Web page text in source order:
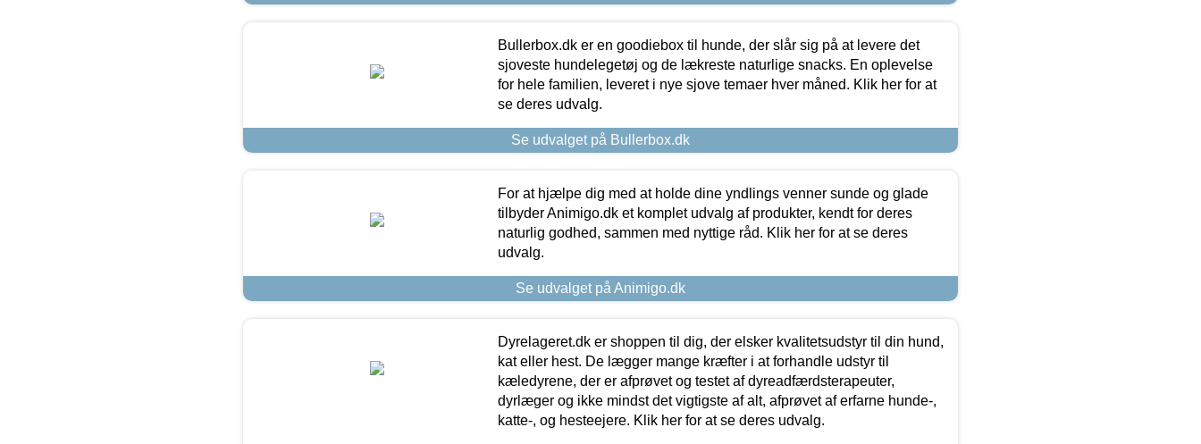
Bullerbox.dk er en goodiebox til hunde, der slår sig på at levere det
sjoveste hundelegetøj og de lækreste naturlige snacks. En oplevelse
for hele familien, leveret i nye sjove temaer hver måned. Klik her for at
se deres udvalg.
Se udvalget på Bullerbox.dk
For at hjælpe dig med at holde dine yndlings venner sunde og glade
tilbyder Animigo.dk et komplet udvalg af produkter, kendt for deres
naturlig godhed, sammen med nyttige råd. Klik her for at se deres
udvalg.
Se udvalget på Animigo.dk
Dyrelageret.dk er shoppen til dig, der elsker kvalitetsudstyr til din hund,
kat eller hest. De lægger mange kræfter i at forhandle udstyr til
kæledyrene, der er afprøvet og testet af dyreadfærdsterapeuter,
dyrlæger og ikke mindst det vigtigste af alt, afprøvet af erfarne hunde-,
katte-, og hesteejere. Klik her for at se deres udvalg.